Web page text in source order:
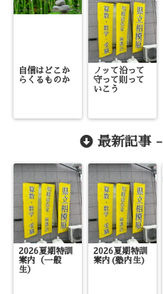
自信はどこか
らくるものか
ノッて沿って
守って則って
いこう
最新記事 -
2026夏期特訓
案内（一般
生）
2026夏期特訓
案内(塾内生)